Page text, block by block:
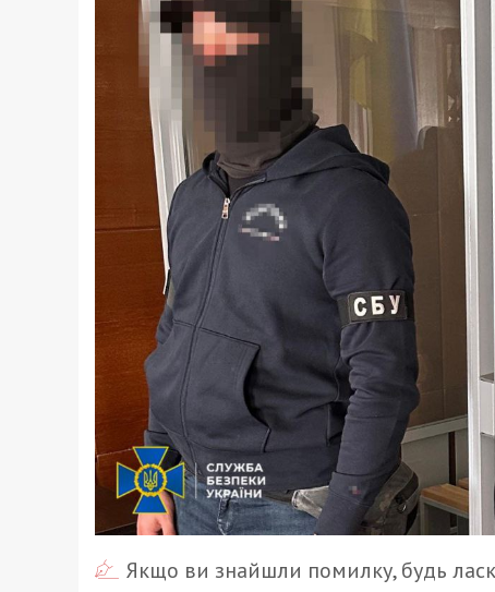
Якщо ви знайшли помилку, будь